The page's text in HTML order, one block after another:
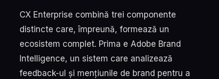
CX Enterprise combină trei componente
distincte care, împreună, formează un
ecosistem complet. Prima e Adobe Brand
Intelligence, un sistem care analizează
feedback-ul și mențiunile de brand pentru a